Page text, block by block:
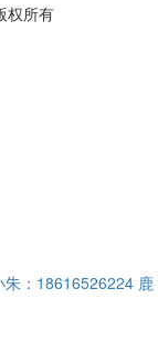
权所有
朱：18616526224 鹿